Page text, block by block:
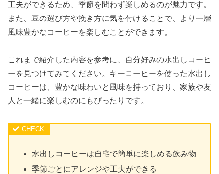
工夫ができるため、季節を問わず楽しめるのが魅力です。
また、豆の選び方や挽き方に気を付けることで、より一層
風味豊かなコーヒーを楽しむことができます。
これまで紹介した内容を参考に、自分好みの水出しコーヒ
ーを見つけてみてください。キーコーヒーを使った水出し
コーヒーは、豊かな味わいと風味を持っており、家族や友
人と一緒に楽しむのにもぴったりです。
水出しコーヒーは自宅で簡単に楽しめる飲み物
季節ごとにアレンジや工夫ができる